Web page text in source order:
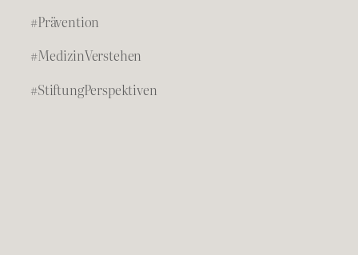
#Prävention
#MedizinVerstehen
#StiftungPerspektiven